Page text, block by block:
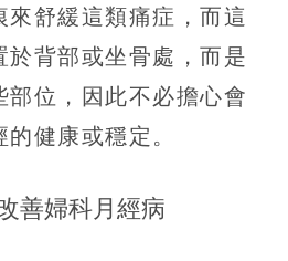
舒緩這類痛症，而這
背部或坐骨處，而是
位，因此不必擔心會
健康或穩定。
善婦科月經病